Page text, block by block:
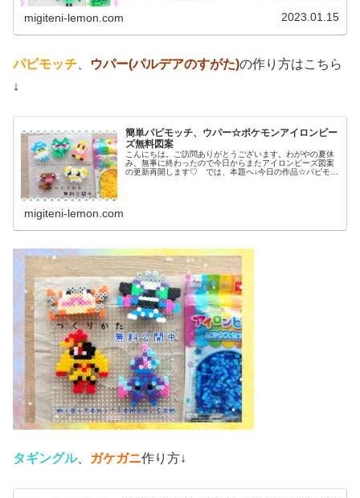
migiteni-lemon.com 2023.01.15
パピモッチ ウパー(パルデアのすがた)の作り方はこちら
↓
簡単パピモッチ、ウパー☆ポケモンアイロンビー
ズ無料図案
こんにちは。ご訪問ありがとうございます。わがやの夏休
み、無事に終わったので今日からまたアイロンビーズ図案
の更新再開します♡ では、本題へ↓今日の作品☆パピモッ
migiteni-lemon.com
タギングル、 ガケガニ作り方↓